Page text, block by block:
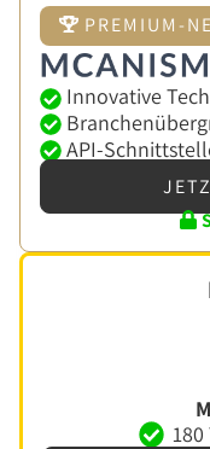
PREMIUM-
Innovative
API-